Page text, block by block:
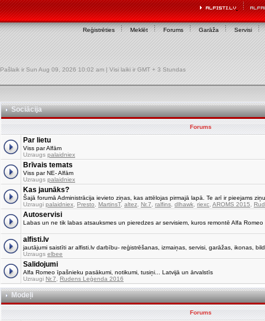
Reģistrēties Meklēt Forums Garāža Servisi
Pašlaik ir Sun Aug 09, 2026 10:02 am | Visi laiki ir GMT + 3 Stundas
Sociācija
Forums
Par lietu
Viss par Alfām
Uzraugs palaidniex
Brīvais temats
Viss par NE- Alfām
Uzraugs palaidniex
Kas jaunāks?
Šajā forumā Administrācija ievieto ziņas, kas attēlojas pirmajā lapā. Te arī ir pieejams
Uzraugi palaidniex Presto MartinsT, altez Nr.7 ralfins dlhawk riexc AROMS 2015
Autoservisi
Labas un ne tik labas atsauksmes un pieredzes ar servisiem, kuros remontē Alfa Romeo
alfisti.lv
jautājumi saistīti ar alfisti.lv darbību- reģistrēšanas, izmaiņas, servisi, garāžas, ikonas,
Uzraugs elbee
Salidojumi
Alfa Romeo īpašnieku pasākumi, notikumi, tusiņi... Latvijā un ārvalstīs
Uzraugi Nr.7 Rudens Leģenda 2016
Modeļi
Forums